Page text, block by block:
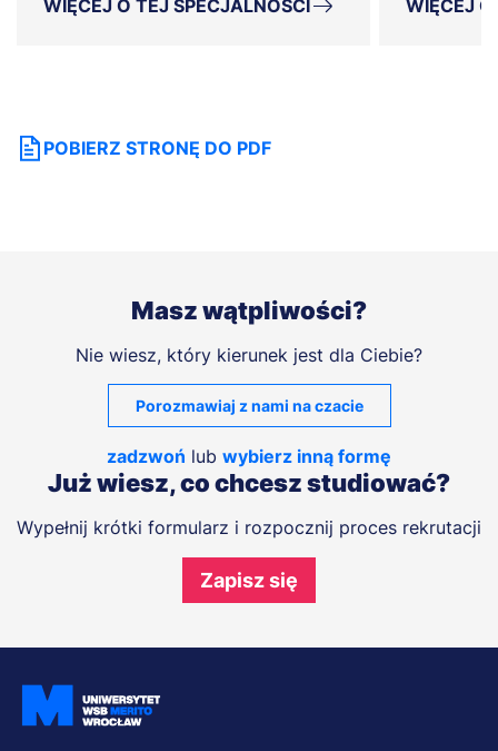
WIĘCEJ O TEJ SPECJALNOŚCI WIĘCEJ
POBIERZ STRONĘ DO PDF
Masz wątpliwości?
Nie wiesz, który kierunek jest dla Ciebie?
Porozmawiaj z nami na czacie
zadzwoń lub wybierz inną formę
Już wiesz, co chcesz studiować?
Wypełnij krótki formularz i rozpocznij proces rekrutacji
Zapisz się